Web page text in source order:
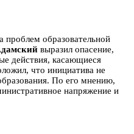
проблем образовательной
выразил опасение,
действия, касающиеся
что инициатива не
По его мнению,
напряжение и